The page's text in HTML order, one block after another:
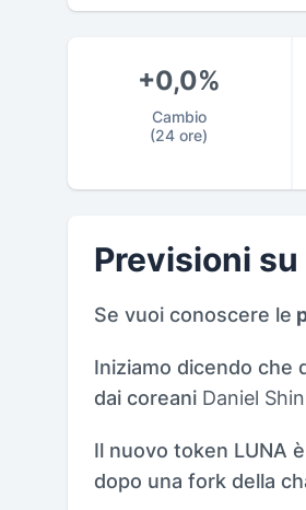
Cambio
(24 ore)
+0,0%
Previsioni su
Se vuoi conoscere le
Iniziamo dicendo che
dai coreani Daniel
Il nuovo token LUNA
dopo una fork della